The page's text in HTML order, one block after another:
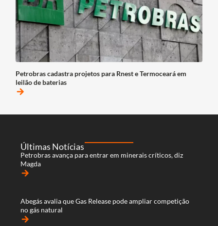
Petrobras cadastra projetos para Rnest e Termoceará em
leilão de baterias
arrow_forward
Últimas Notícias
Petrobras avança para entrar em minerais críticos, diz
Magda
arrow_forward
Abegás avalia que Gas Release pode ampliar competição
no gás natural
arrow_forward